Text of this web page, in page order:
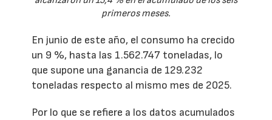
primeros meses.
En junio de este año, el consumo ha crecido
un 9 %, hasta las 1.562.747 toneladas, lo
que supone una ganancia de 129.232
toneladas respecto al mismo mes de 2025.
Por lo que se refiere a los datos acumulados